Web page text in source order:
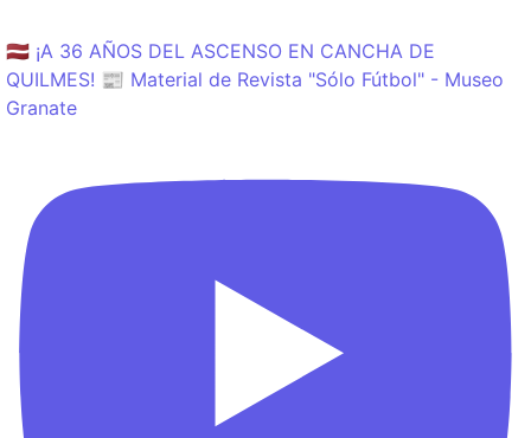
🇱🇻 ¡A 36 AÑOS DEL ASCENSO EN CANCHA DE
QUILMES! 📰 Material de Revista "Sólo Fútbol" - Museo
Granate